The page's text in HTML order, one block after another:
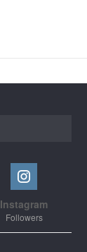
Instagram
Followers